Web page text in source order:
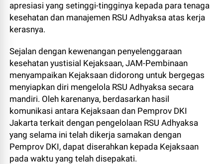
apresiasi yang setinggi-tingginya kepada para tenaga
kesehatan dan manajemen RSU Adhyaksa atas kerja
kerasnya.
Sejalan dengan kewenangan penyelenggaraan
kesehatan yustisial Kejaksaan, JAM-Pembinaan
menyampaikan Kejaksaan didorong untuk bergegas
menyiapkan diri mengelola RSU Adhyaksa secara
mandiri. Oleh karenanya, berdasarkan hasil
komunikasi antara Kejaksaan dan Pemprov DKI
Jakarta terkait dengan pengelolaan RSU Adhyaksa
yang selama ini telah dikerja samakan dengan
Pemprov DKI, dapat diserahkan kepada Kejaksaan
pada waktu yang telah disepakati.